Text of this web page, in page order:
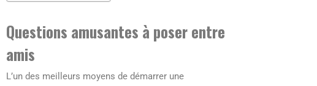
Questions amusantes à poser entre
amis
L’un des meilleurs moyens de démarrer une